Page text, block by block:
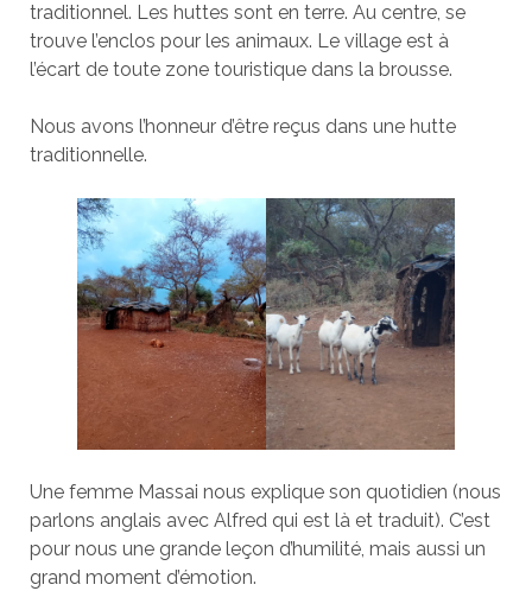
traditionnel. Les huttes sont en terre. Au centre, se
trouve l’enclos pour les animaux. Le village est à
l’écart de toute zone touristique dans la brousse.
Nous avons l’honneur d’être reçus dans une hutte
traditionnelle.
Une femme Massai nous explique son quotidien (nous
parlons anglais avec Alfred qui est là et traduit). C’est
pour nous une grande leçon d’humilité, mais aussi un
grand moment d’émotion.